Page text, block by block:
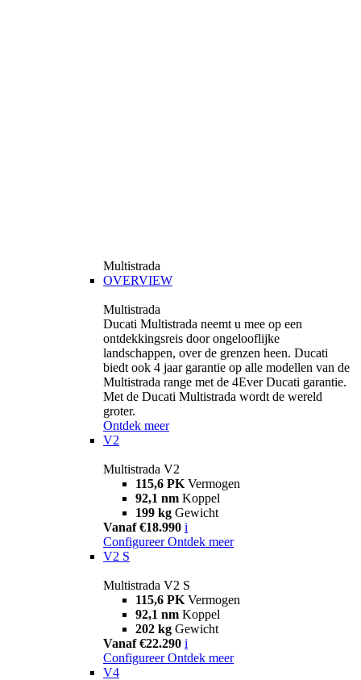
Multistrada
OVERVIEW
Multistrada
Ducati Multistrada neemt u mee op een
ontdekkingsreis door ongelooflijke
landschappen, over de grenzen heen. Ducati
biedt ook 4 jaar garantie op alle modellen van de
Multistrada range met de 4Ever Ducati garantie.
Met de Ducati Multistrada wordt de wereld
groter.
Ontdek meer
V2
Multistrada V2
115,6 PK Vermogen
92,1 nm Koppel
199 kg Gewicht
Vanaf €18.990 i
Configureer Ontdek meer
V2 S
Multistrada V2 S
115,6 PK Vermogen
92,1 nm Koppel
202 kg Gewicht
Vanaf €22.290 i
Configureer Ontdek meer
V4